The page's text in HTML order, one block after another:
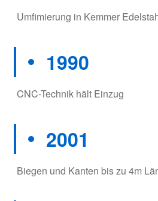
Umfimierung in Kemmer
1990
CNC-Technik hält Einzug
2001
Biegen und Kanten bis zu 4m